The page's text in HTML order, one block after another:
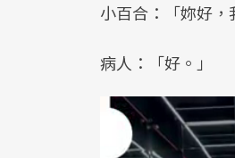
小百合：「妳好
病人：「好。」